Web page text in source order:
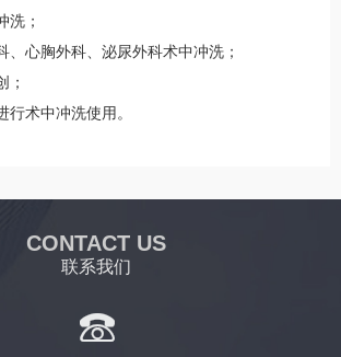
洗；
、心胸外科、泌尿外科术中冲洗；
；
术中冲洗使用。
CONTACT US
联系我们
